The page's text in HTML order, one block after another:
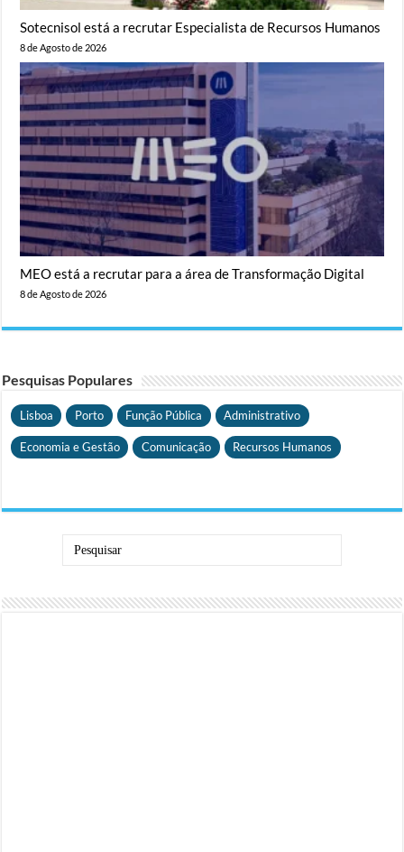
Sotecnisol está a recrutar Especialista de Recursos Humanos
8 de Agosto de 2026
MEO está a recrutar para a área de Transformação Digital
8 de Agosto de 2026
Pesquisas Populares
Lisboa Porto Função Pública Administrativo
Economia e Gestão Comunicação Recursos Humanos